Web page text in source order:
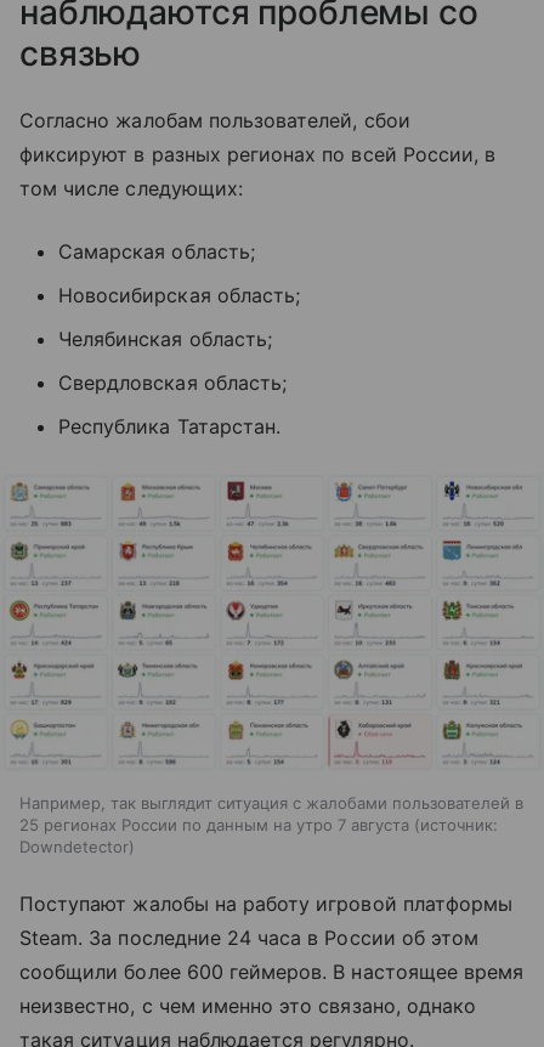
наблюдаются проблемы со
связью
Согласно жалобам пользователей, сбои
фиксируют в разных регионах по всей России, в
том числе следующих:
Самарская область;
Новосибирская область;
Челябинская область;
Свердловская область;
Республика Татарстан.
Например, так выглядит ситуация с жалобами пользователей в
25 регионах России по данным на утро 7 августа
источник:
Downdetector
Поступают жалобы на работу игровой платформы
Steam. За последние 24 часа в России об этом
сообщили более 600 геймеров. В настоящее время
неизвестно, с чем именно это связано, однако
такая ситуация наблюдается регулярно.